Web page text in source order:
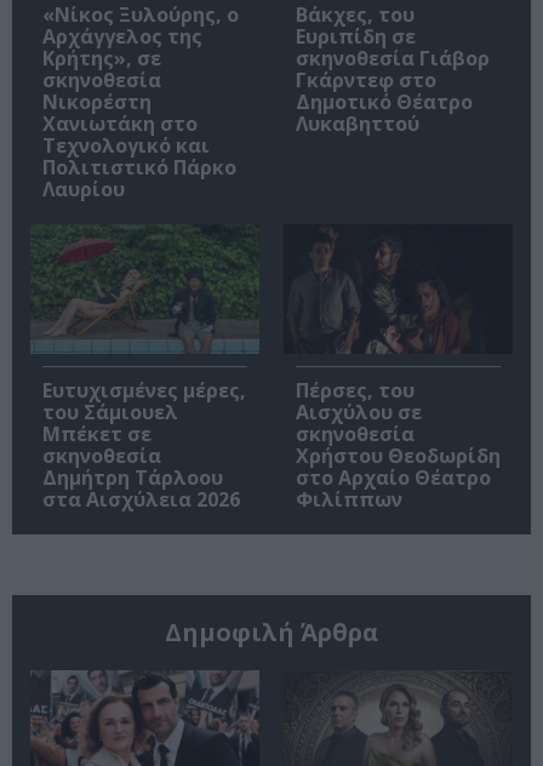
«Νίκος Ξυλούρης, ο
Αρχάγγελος της
Κρήτης», σε
σκηνοθεσία
Νικορέστη
Χανιωτάκη στο
Τεχνολογικό και
Πολιτιστικό Πάρκο
Λαυρίου
Βάκχες, του
Ευριπίδη σε
σκηνοθεσία Γιάβορ
Γκάρντεφ στο
Δημοτικό Θέατρο
Λυκαβηττού
Ευτυχισμένες μέρες,
του Σάμιουελ
Μπέκετ σε
σκηνοθεσία
Δημήτρη Τάρλοου
στα Αισχύλεια 2026
Πέρσες, του
Αισχύλου σε
σκηνοθεσία
Χρήστου Θεοδωρίδη
στο Αρχαίο Θέατρο
Φιλίππων
Δημοφιλή Άρθρα